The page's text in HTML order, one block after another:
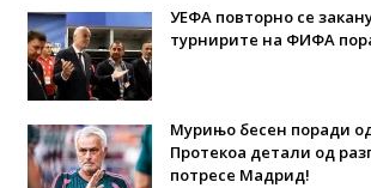
УЕФА повторно се
турнирите на ФИФА
Мурињо бесен поради
Протекоа детали од
потресе Мадрид!